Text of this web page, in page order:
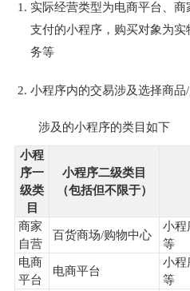
实际经营类型为电商平台、
支付的小程序，购买对象为
务等
小程序内的交易涉及选择商
涉及的小程序的类目如下
小程
序一
级类
目
小程序二级类目
（包括但不限于）
商家
自营
百货商场/购物中心
小程
等
电商
平台
电商平台
小程
等